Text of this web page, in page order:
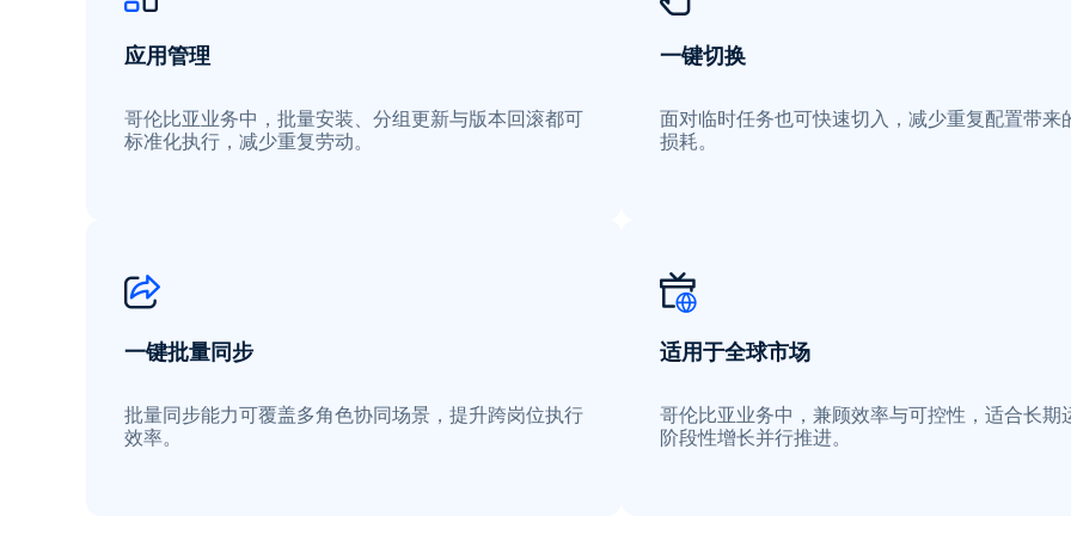
应用管理
哥伦比亚业务中，批量安装、分组更新与版本回滚都可
标准化执行，减少重复劳动。
一键切换
面对临时任务也可快速切入，减少重复配置带来
损耗。
一键批量同步
批量同步能力可覆盖多角色协同场景，提升跨岗位执行
效率。
适用于全球市场
哥伦比亚业务中，兼顾效率与可控性，适合长期
阶段性增长并行推进。